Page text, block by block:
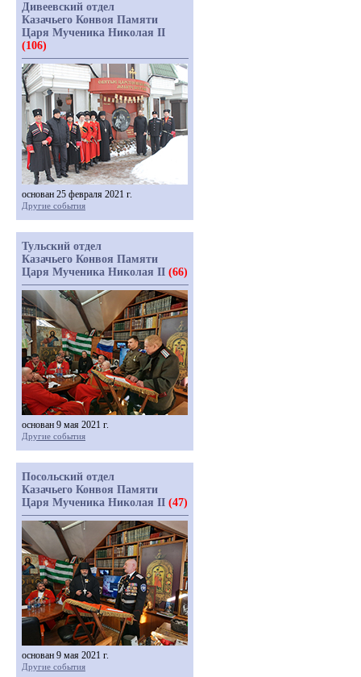
Дивеевский отдел
Казачьего Конвоя Памяти
Царя Мученика Николая II
(106)
основан 25 февраля 2021 г.
Другие события
Тульский отдел
Казачьего Конвоя Памяти
Царя Мученика Николая II (66)
основан 9 мая 2021 г.
Другие события
Посольский отдел
Казачьего Конвоя Памяти
Царя Мученика Николая II (47)
основан 9 мая 2021 г.
Другие события